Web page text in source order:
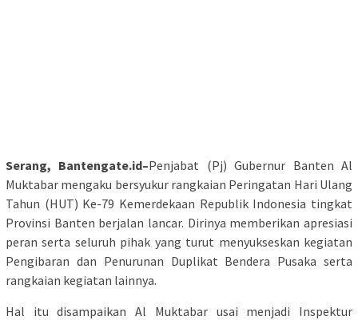
Serang, Bantengate.id–Penjabat (Pj) Gubernur Banten Al
Muktabar mengaku bersyukur rangkaian Peringatan Hari Ulang
Tahun (HUT) Ke-79 Kemerdekaan Republik Indonesia tingkat
Provinsi Banten berjalan lancar. Dirinya memberikan apresiasi
peran serta seluruh pihak yang turut menyukseskan kegiatan
Pengibaran dan Penurunan Duplikat Bendera Pusaka serta
rangkaian kegiatan lainnya.
Hal itu disampaikan Al Muktabar usai menjadi Inspektur